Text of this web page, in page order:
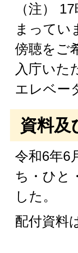
（注）
まってい
傍聴をご
入庁いた
エレベー
資料及
令和6年6
ち・ひと
した。
配付資料